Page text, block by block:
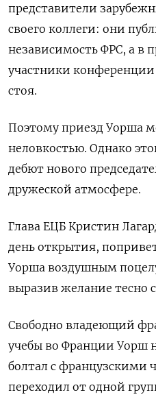
представители
своего коллеги: они
независимость ФРС, а в
участники
стоя.
Поэтому приезд Уорша
неловкостью. Однако
дебют нового
дружеской атмосфере.
Глава ЕЦБ Кристин
день открытия,
Уорша воздушным
выразив желание тесно
Свободно владеющий
учебы во Франции Уорш
болтал с французскими
переходил от одной